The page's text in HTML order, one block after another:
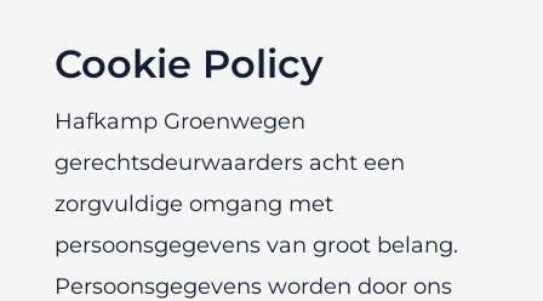
Cookie Policy
Hafkamp Groenwegen
gerechtsdeurwaarders acht een
zorgvuldige omgang met
persoonsgegevens van groot belang.
Persoonsgegevens worden door ons